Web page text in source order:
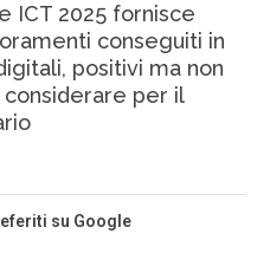
ICT 2025 fornisce
conseguiti in
positivi ma non
per il
su Google